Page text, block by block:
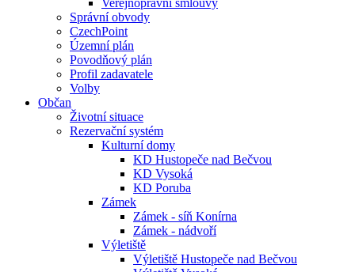
Veřejnoprávní smlouvy
Správní obvody
CzechPoint
Územní plán
Povodňový plán
Profil zadavatele
Volby
Občan
Životní situace
Rezervační systém
Kulturní domy
KD Hustopeče nad Bečvou
KD Vysoká
KD Poruba
Zámek
Zámek - síň Konírna
Zámek - nádvoří
Výletiště
Výletiště Hustopeče nad Bečvou